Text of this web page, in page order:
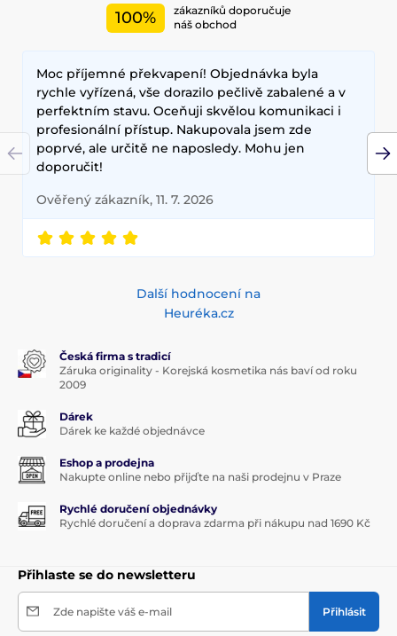
Mezi nejčastěji používané ingredience patří šnečí extrakt,
elasticitu. Hlavními benefity korejské kosmetiky jsou
dlouhodobé výsledky, přírodní složení a inovativní
technologie, které zajišťují zdravou a zářivou pleť.
100%
zákazníků doporučuje
náš obchod
Moc příjemné překvapení! Objednávka byla
rychle vyřízená, vše dorazilo pečlivě zabalené a v
perfektním stavu. Oceňuji skvělou komunikaci i
profesionální přístup. Nakupovala jsem zde
poprvé, ale určitě ne naposledy. Mohu jen
doporučit!
Ověřený zákazník, 11. 7. 2026
Další hodnocení na
Heuréka.cz
Česká firma s tradicí
Záruka originality - Korejská kosmetika nás baví od roku
2009
Dárek
Dárek ke každé objednávce
Eshop a prodejna
Nakupte online nebo přijďte na naši prodejnu v Praze
Rychlé doručení objednávky
Rychlé doručení a doprava zdarma při nákupu nad 1690 Kč
Přihlaste se do newsletteru
Zde napište váš e-mail Přihlásit